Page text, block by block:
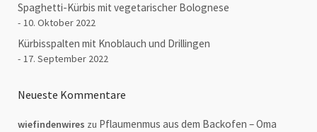
Spaghetti-Kürbis mit vegetarischer Bolognese
10. Oktober 2022
Kürbisspalten mit Knoblauch und Drillingen
17. September 2022
Neueste Kommentare
wiefindenwires zu Pflaumenmus aus dem Backofen – Oma